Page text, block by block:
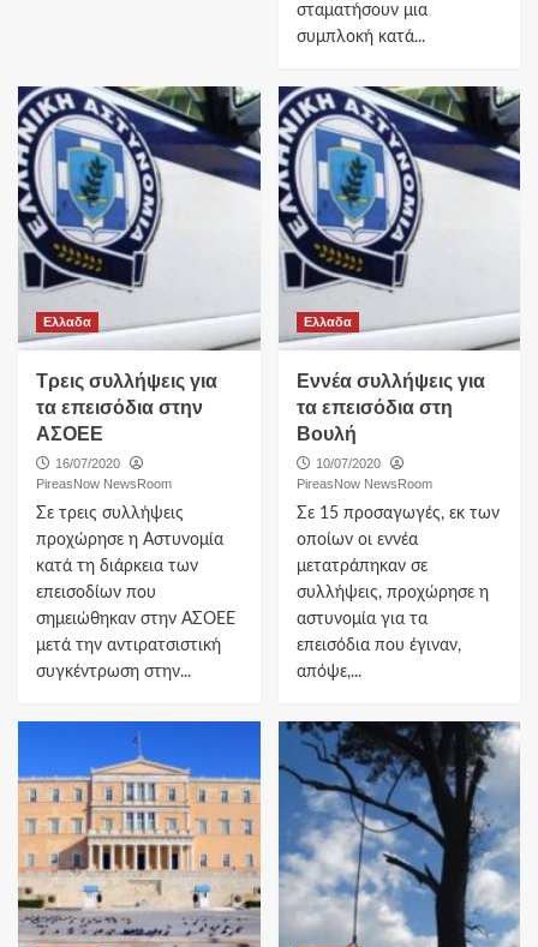
σταματήσουν μια
συμπλοκή κατά...
Ελλαδα
Τρεις συλλήψεις για
τα επεισόδια στην
ΑΣΟΕΕ
16/07/2020
PireasNow NewsRoom
Σε τρεις συλλήψεις
προχώρησε η Αστυνομία
κατά τη διάρκεια των
επεισοδίων που
σημειώθηκαν στην ΑΣΟΕΕ
μετά την αντιρατσιστική
συγκέντρωση στην...
Ελλαδα
Εννέα συλλήψεις για
τα επεισόδια στη
Βουλή
10/07/2020
PireasNow NewsRoom
Σε 15 προσαγωγές, εκ των
οποίων οι εννέα
μετατράπηκαν σε
συλλήψεις, προχώρησε η
αστυνομία για τα
επεισόδια που έγιναν,
απόψε,...